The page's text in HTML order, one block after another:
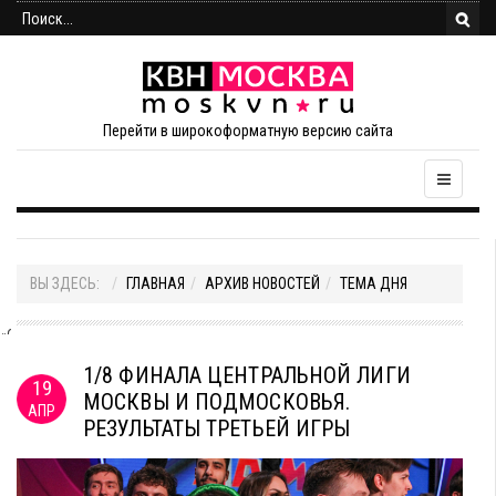
Перейти в широкоформатную версию сайта
ВЫ ЗДЕСЬ: ГЛАВНАЯ АРХИВ НОВОСТЕЙ ТЕМА ДНЯ
19
АПР
1/8 ФИНАЛА ЦЕНТРАЛЬНОЙ ЛИГИ
МОСКВЫ И ПОДМОСКОВЬЯ.
РЕЗУЛЬТАТЫ ТРЕТЬЕЙ ИГРЫ
«Сильвуплеха»,
им.
Плеханова,
12,2